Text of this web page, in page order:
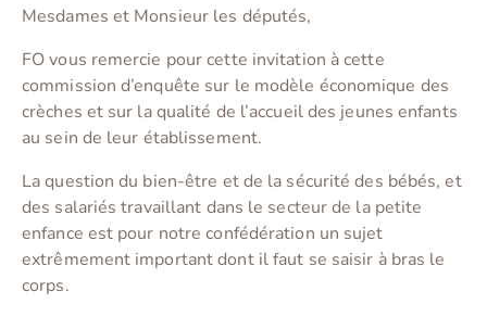
Mesdames et Monsieur les députés,
FO vous remercie pour cette invitation à cette
commission d’enquête sur le modèle économique des
crèches et sur la qualité de l’accueil des jeunes enfants
au sein de leur établissement.
La question du bien-être et de la sécurité des bébés, et
des salariés travaillant dans le secteur de la petite
enfance est pour notre confédération un sujet
extrêmement important dont il faut se saisir à bras le
corps.